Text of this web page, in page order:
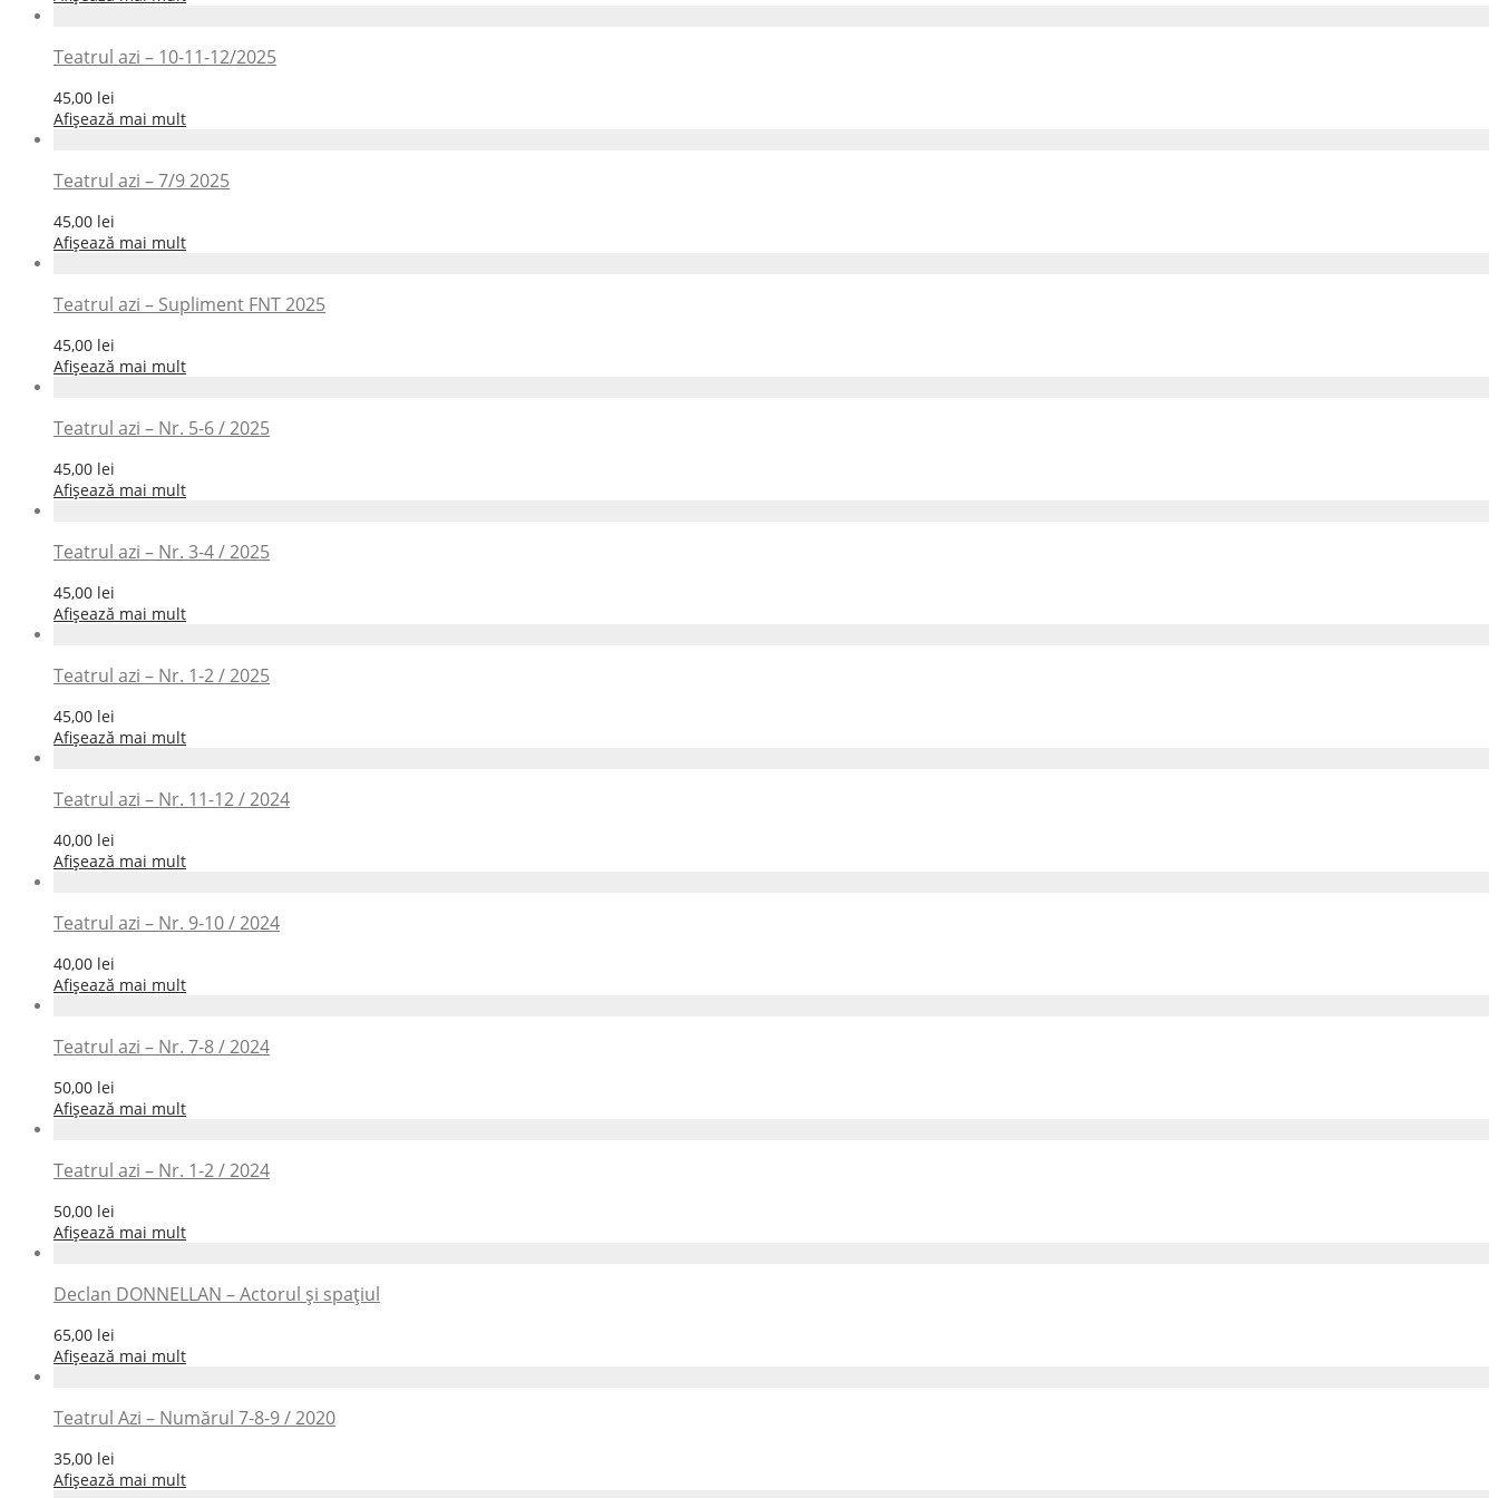
Teatrul azi – 10-11-12/2025
45,00 lei
Afișează mai mult
Teatrul azi – 7/9 2025
45,00 lei
Afișează mai mult
Teatrul azi – Supliment FNT 2025
45,00 lei
Afișează mai mult
Teatrul azi – Nr. 5-6 / 2025
45,00 lei
Afișează mai mult
Teatrul azi – Nr. 3-4 / 2025
45,00 lei
Afișează mai mult
Teatrul azi – Nr. 1-2 / 2025
45,00 lei
Afișează mai mult
Teatrul azi – Nr. 11-12 / 2024
40,00 lei
Afișează mai mult
Teatrul azi – Nr. 9-10 / 2024
40,00 lei
Afișează mai mult
Teatrul azi – Nr. 7-8 / 2024
50,00 lei
Afișează mai mult
Teatrul azi – Nr. 1-2 / 2024
50,00 lei
Afișează mai mult
Declan DONNELLAN – Actorul și spațiul
65,00 lei
Afișează mai mult
Teatrul Azi – Numărul 7-8-9 / 2020
35,00 lei
Afișează mai mult